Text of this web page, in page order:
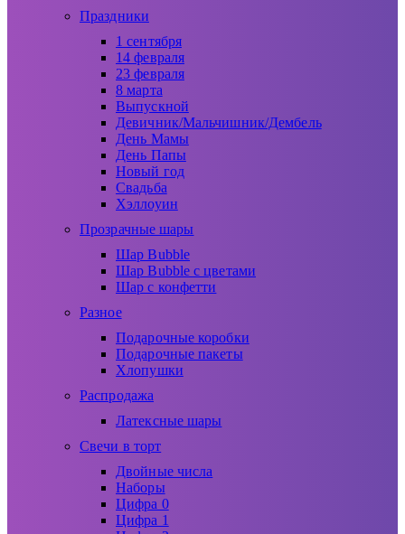
Праздники
1 сентября
14 февраля
23 февраля
8 марта
Выпускной
Девичник/Мальчишник/Дембель
День Мамы
День Папы
Новый год
Свадьба
Хэллоуин
Прозрачные шары
Шар Bubble
Шар Bubble с цветами
Шар с конфетти
Разное
Подарочные коробки
Подарочные пакеты
Хлопушки
Распродажа
Латексные шары
Свечи в торт
Двойные числа
Наборы
Цифра 0
Цифра 1